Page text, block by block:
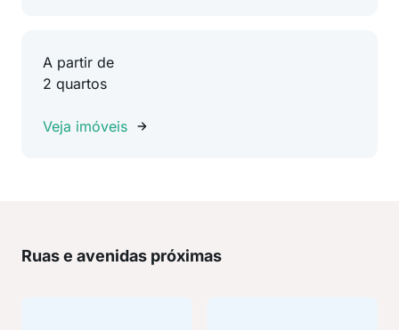
A partir de
2 quartos
Veja imóveis
Ruas e avenidas próximas